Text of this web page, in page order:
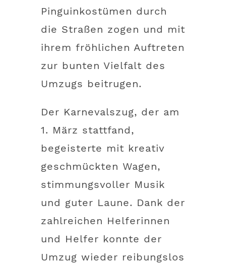
Pinguinkostümen durch
die Straßen zogen und mit
ihrem fröhlichen Auftreten
zur bunten Vielfalt des
Umzugs beitrugen.
Der Karnevalszug, der am
1. März stattfand,
begeisterte mit kreativ
geschmückten Wagen,
stimmungsvoller Musik
und guter Laune. Dank der
zahlreichen Helferinnen
und Helfer konnte der
Umzug wieder reibungslos